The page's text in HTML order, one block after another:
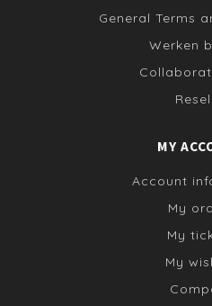
General Terms
Werken
MY
Account
My
My
My